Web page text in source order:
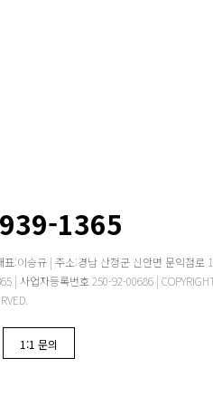
1365
표:이승규 | 주소:경남 산청군 신안면 문익점로
| 사업자등록번호 250-92-00686 |
1:1 문의